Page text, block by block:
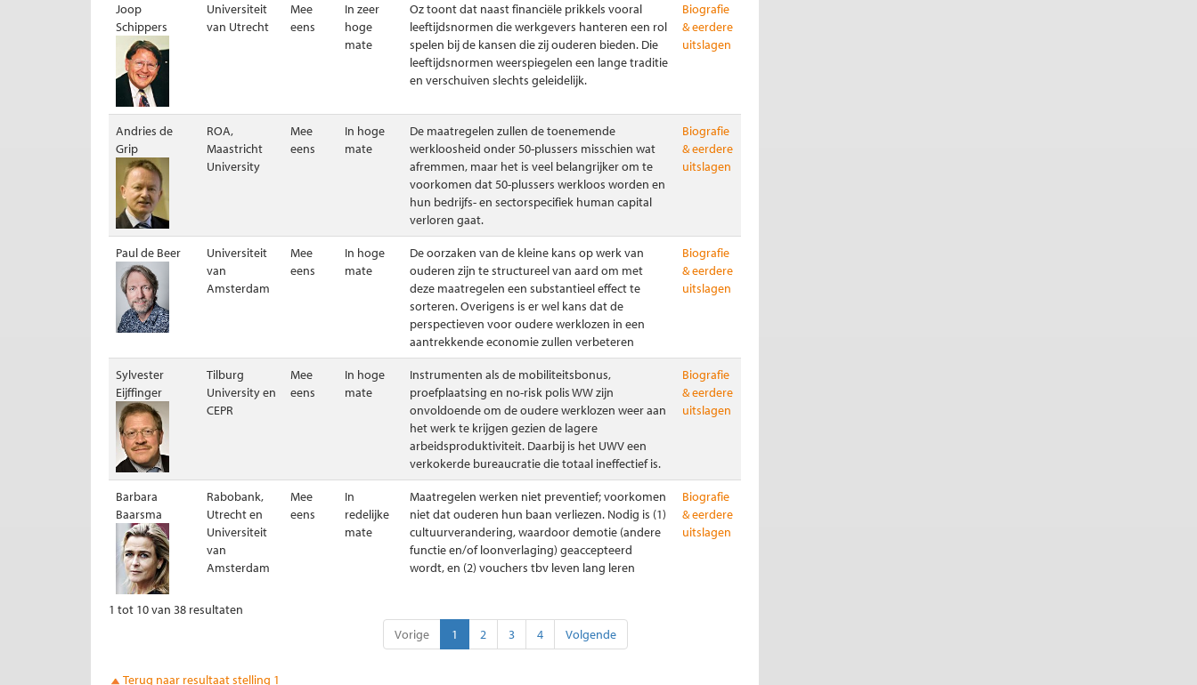
Joop
Schippers
Universiteit
van Utrecht
Mee
eens
In zeer
hoge
mate
Oz toont dat naast financiële prikkels vooral
leeftijdsnormen die werkgevers hanteren een rol
spelen bij de kansen die zij ouderen bieden. Die
leeftijdsnormen weerspiegelen een lange traditie
en verschuiven slechts geleidelijk.
Biografie
& eerdere
uitslagen
Andries de
Grip
ROA,
Maastricht
University
Mee
eens
In hoge
mate
De maatregelen zullen de toenemende
werkloosheid onder 50-plussers misschien wat
afremmen, maar het is veel belangrijker om te
voorkomen dat 50-plussers werkloos worden en
hun bedrijfs- en sectorspecifiek human capital
verloren gaat.
Biografie
& eerdere
uitslagen
Paul de Beer
Universiteit
van
Amsterdam
Mee
eens
In hoge
mate
De oorzaken van de kleine kans op werk van
ouderen zijn te structureel van aard om met
deze maatregelen een substantieel effect te
sorteren. Overigens is er wel kans dat de
perspectieven voor oudere werklozen in een
aantrekkende economie zullen verbeteren
Biografie
& eerdere
uitslagen
Sylvester
Eijffinger
Tilburg
University en
CEPR
Mee
eens
In hoge
mate
Instrumenten als de mobiliteitsbonus,
proefplaatsing en no-risk polis WW zijn
onvoldoende om de oudere werklozen weer aan
het werk te krijgen gezien de lagere
arbeidsproduktiviteit. Daarbij is het UWV een
verkokerde bureaucratie die totaal ineffectief is.
Biografie
& eerdere
uitslagen
Barbara
Baarsma
Rabobank,
Utrecht en
Universiteit
van
Amsterdam
Mee
eens
In
redelijke
mate
Maatregelen werken niet preventief; voorkomen
niet dat ouderen hun baan verliezen. Nodig is (1)
cultuurverandering, waardoor demotie (andere
functie en/of loonverlaging) geaccepteerd
wordt, en (2) vouchers tbv leven lang leren
Biografie
& eerdere
uitslagen
1 tot 10 van 38 resultaten
Vorige
1 2 3 4 Volgende
Terug naar resultaat stelling 1